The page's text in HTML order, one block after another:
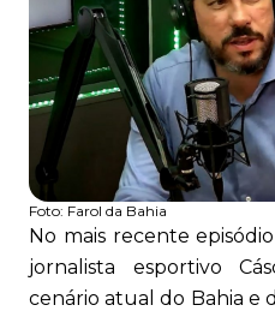
Foto: Farol da Bahia
No mais recente
jornalista esportivo
cenário atual do Bahia e